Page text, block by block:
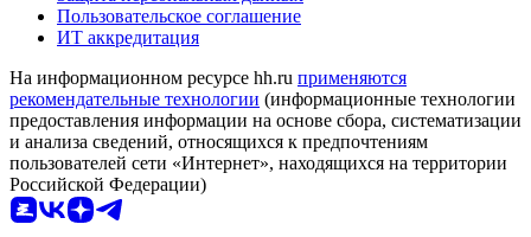
Пользовательское соглашение
ИТ аккредитация
На информационном ресурсе hh.ru применяются
рекомендательные технологии (информационные технологии
предоставления информации на основе сбора, систематизации
и анализа сведений, относящихся к предпочтениям
пользователей сети «Интернет», находящихся на территории
Российской Федерации)